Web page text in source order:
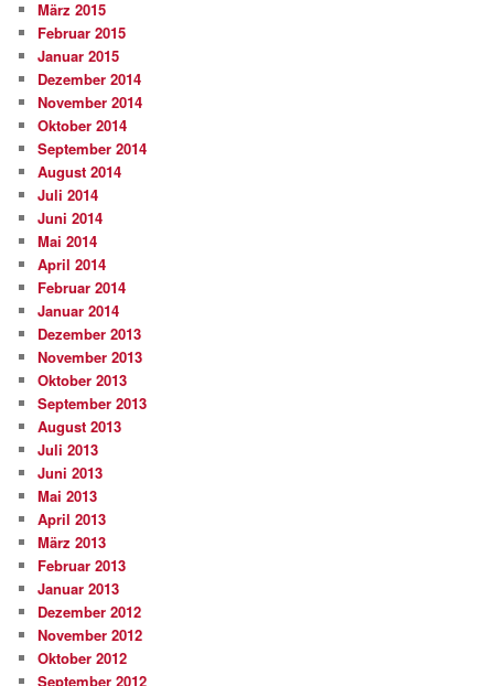
März 2015
Februar 2015
Januar 2015
Dezember 2014
November 2014
Oktober 2014
September 2014
August 2014
Juli 2014
Juni 2014
Mai 2014
April 2014
Februar 2014
Januar 2014
Dezember 2013
November 2013
Oktober 2013
September 2013
August 2013
Juli 2013
Juni 2013
Mai 2013
April 2013
März 2013
Februar 2013
Januar 2013
Dezember 2012
November 2012
Oktober 2012
September 2012